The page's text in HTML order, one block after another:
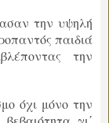
την υψηλή
παιδιά
την
όχι μόνο την